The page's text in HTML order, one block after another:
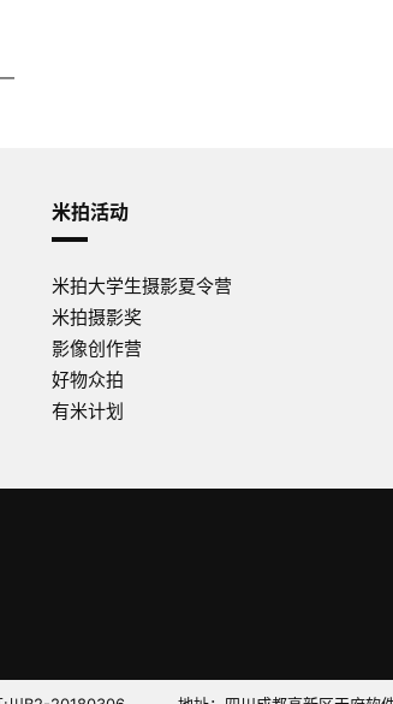
米拍活动
米拍大学生摄影夏令营
米拍摄影奖
影像创作营
好物众拍
有米计划